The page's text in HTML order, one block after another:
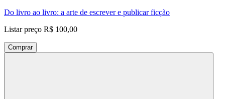
Do livro ao livro: a arte de escrever e publicar ficção
Listar preço R$ 100,00
Comprar